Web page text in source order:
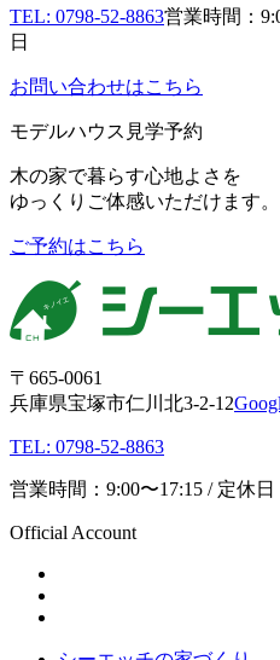
TEL: 0798-52-8863営業時間：
日
お問い合わせはこちら
モデルハウス見学予約
木の家で暮らす心地よさを
ゆっくりご体感いただけます。
ご予約はこちら
〒665-0061
兵庫県宝塚市仁川北3-2-12
TEL: 0798-52-8863
営業時間：9:00〜17:15 / 定休
Official Account